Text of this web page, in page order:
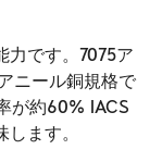
力です。7075ア
ニール銅規格で
が約60% IACS
ます。